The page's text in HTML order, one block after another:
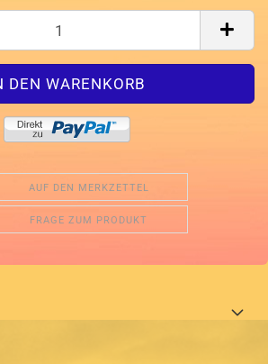
AUF DEN MERKZETTEL
FRAGE ZUM PRODUKT